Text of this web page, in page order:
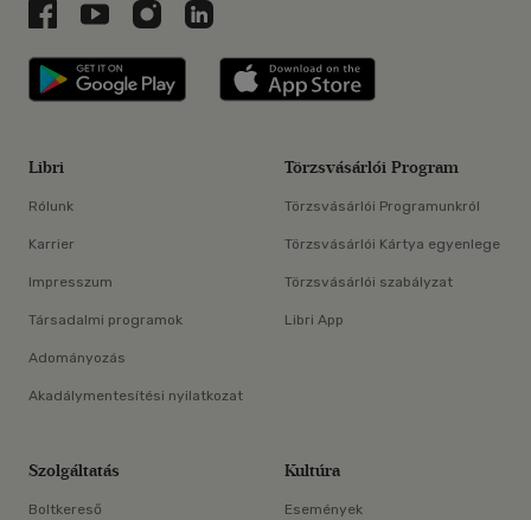
Libri a Facebookon
Libri a Youtube-on
Libri az Instagramon
Libri a LinkedInen
Libri applikáció Szerezd meg: Google
Libri
Rólunk
Karrier
Impresszum
Társadalmi programok
Adományozás
Akadálymentesítési nyilatkozat
Törzsvásárlói Program
Törzsvásárlói Programunkról
Törzsvásárlói Kártya egyenlege
Törzsvásárlói szabályzat
Libri App
Szolgáltatás
Boltkereső
Kultúra
Események